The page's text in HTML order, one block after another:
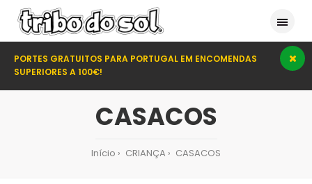
PORTES GRATUITOS PARA PORTUGAL EM ENCOMENDAS
SUPERIORES A 100€!
CASACOS
Início CRIANÇA CASACOS